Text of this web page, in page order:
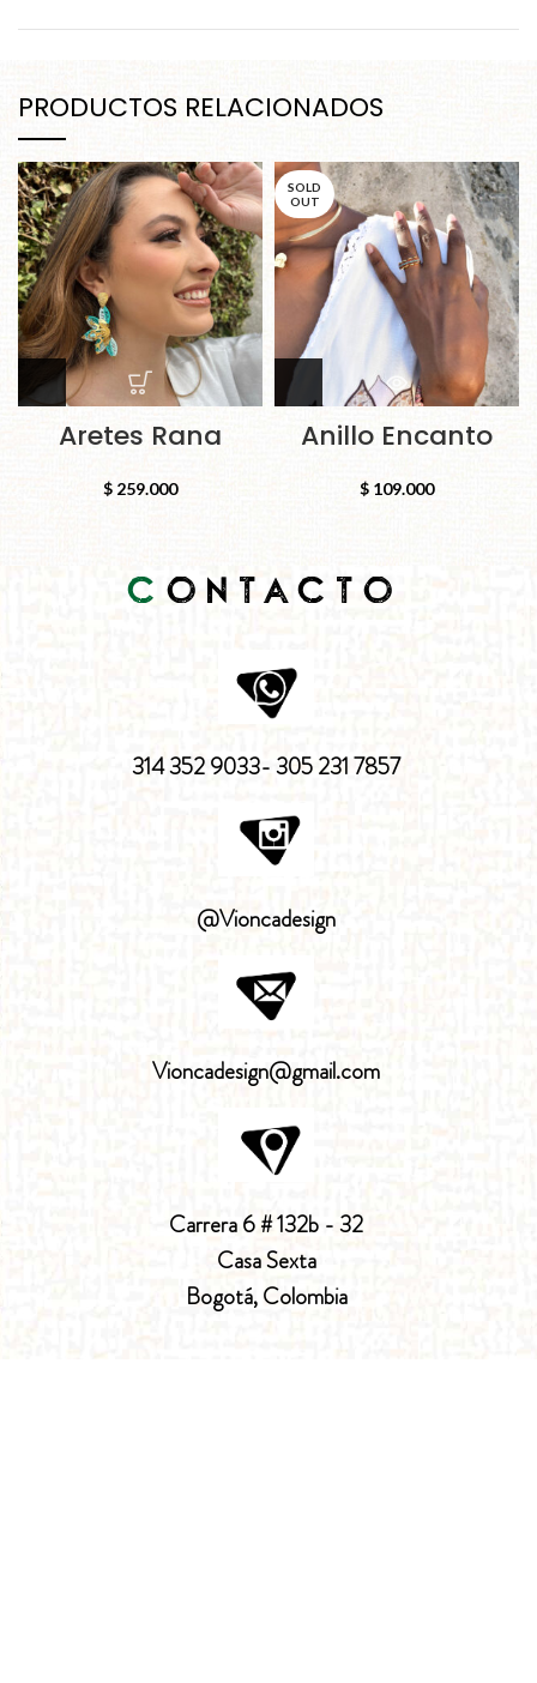
PRODUCTOS RELACIONADOS
Aretes Rana
$ 259.000
SOLD
OUT
Anillo Encanto
$ 109.000
CONTACTO
314 352 9033- 305 231 7857
@Vioncadesign
Vioncadesign@gmail.com
Carrera 6 # 132b - 32
Casa Sexta
Bogotá, Colombia